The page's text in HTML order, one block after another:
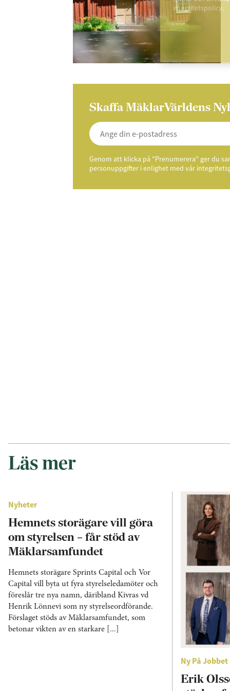
Skaffa MäklarVärldens
Genom att klicka på "Prenumerera" ger du
personuppgifter i enlighet med vår
Läs mer
Nyheter
Hemnets storägare vill göra
om styrelsen – får stöd av
Mäklarsamfundet
Hemnets storägare Sprints Capital och Vor
Capital vill byta ut fyra styrelseledamöter och
föreslår tre nya namn, däribland Kivras vd
Henrik Lönnevi som ny styrelseordförande.
Förslaget stöds av Mäklarsamfundet, som
betonar vikten av en starkare [...]
Ny På Jobbet
Erik
integritetspolicy.